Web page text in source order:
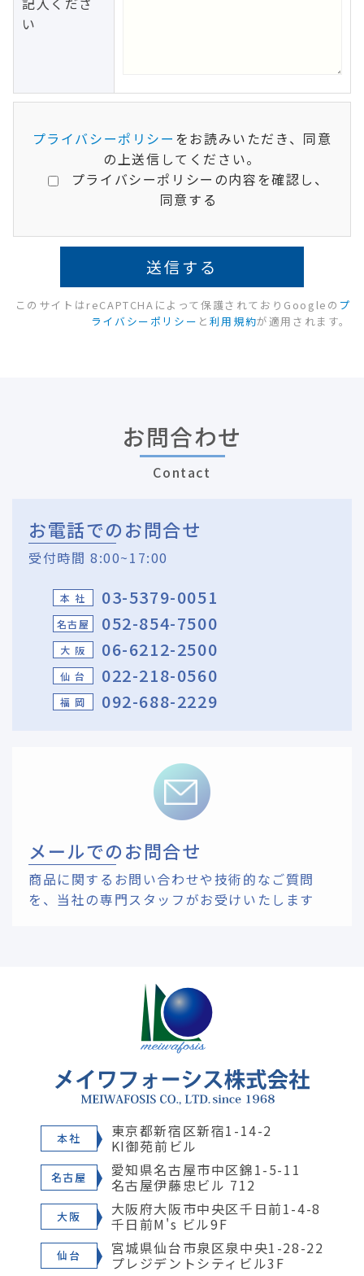
い
プライバシーポリシー をお読みいただき、同意
の上送信してください。
プライバシーポリシーの内容を確認し、
同意する
このサイトはreCAPTCHAによって保護されておりGoogleの プ
ライバシーポリシー と 利用規約が適用されます。
お問合わせ
Contact
お電話でのお問合せ
受付時間 8:00~17:00
本 社 03-5379-0051
名古屋 052-854-7500
大 阪 06-6212-2500
仙 台 022-218-0560
福 岡 092-688-2229
メールでのお問合せ
商品に関するお問い合わせや技術的なご質問
を、 当社の専門スタッフがお受けいたします
本社 東京都新宿区新宿1-14-2
KI御苑前ビル
名古屋 愛知県名古屋市中区錦1-5-11
名古屋伊藤忠ビル 712
大阪 大阪府大阪市中央区千日前1-4-8
千日前M's ビル9F
仙台 宮城県仙台市泉区泉中央1-28-22
プレジデントシティビル3F